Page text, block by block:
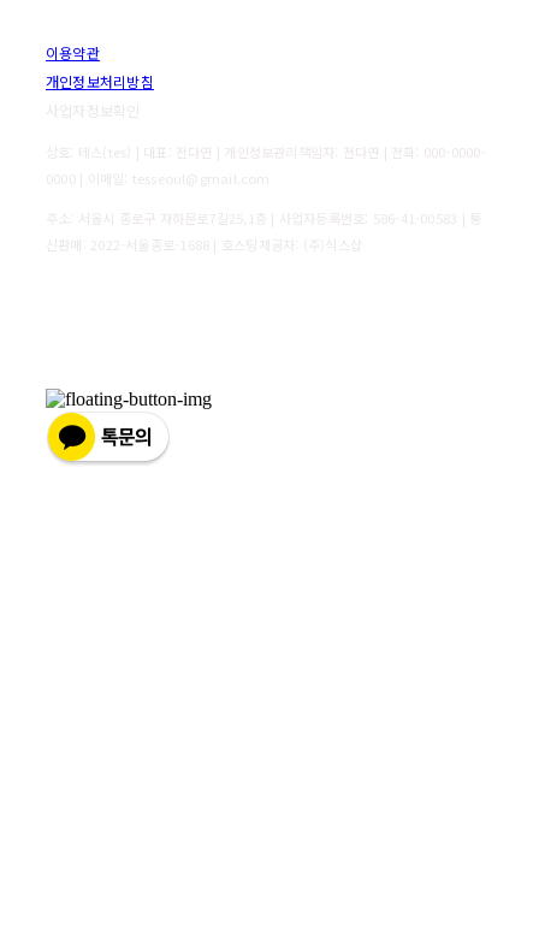
이용약관
개인정보처리방침
사업자정보확인
상호: 테스(tes) | 대표: 전다연 | 개인정보관리책임자: 전다연 | 전화: 000-0000-
0000 | 이메일: tesseoul@gmail.com
주소: 서울시 종로구 자하문로7길25,1층 | 사업자등록번호: 586-41-00583 | 통
신판매:
2022-서울종로-1688 | 호스팅제공자: (주)식스샵